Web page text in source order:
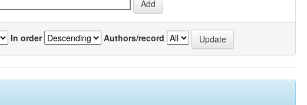
In order Authors/record